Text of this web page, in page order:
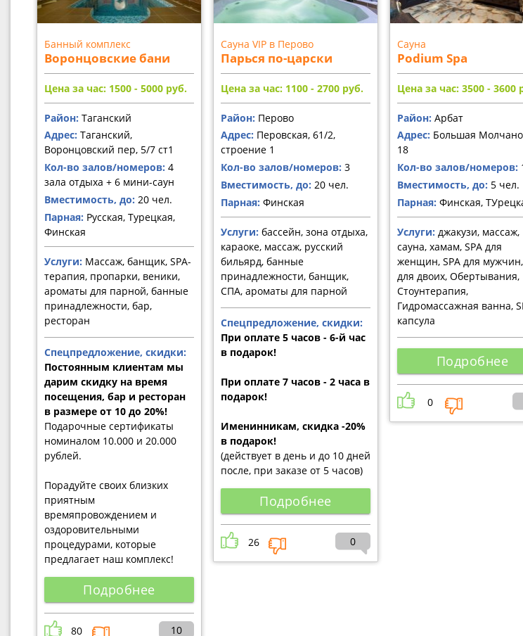
Банный комплекс
Воронцовские бани
Цена за час: 1500 - 5000 руб.
Район: Таганский
Адрес: Таганский,
Воронцовский пер, 5/7 ст1
Кол-во залов/номеров: 4
зала отдыха + 6 мини-саун
Вместимость, до: 20 чел.
Парная: Русская, Турецкая,
Финская
Услуги: Массаж, банщик, SPA-
терапия, пропарки, веники,
ароматы для парной, банные
принадлежности, бар,
ресторан
Спецпредложение, скидки:
Постоянным клиентам мы
дарим скидку на время
посещения, бар и ресторан
в размере от 10 до 20%!
Подарочные сертификаты
номиналом 10.000 и 20.000
рублей.
Порадуйте своих близких
приятным
времяпровождением и
оздоровительными
процедурами, которые
предлагает наш комплекс!
Подробнее
80 10
Сауна VIP в Перово
Парься по-царски
Цена за час: 1100 - 2700 руб.
Район: Перово
Адрес: Перовская, 61/2,
строение 1
Кол-во залов/номеров: 3
Вместимость, до: 20 чел.
Парная: Финская
Услуги: бассейн, зона отдыха,
караоке, массаж, русский
бильярд, банные
принадлежности, банщик,
СПА, ароматы для парной
Спецпредложение, скидки:
При оплате 5 часов - 6-й час
в подарок!
При оплате 7 часов - 2 часа в
подарок!
Именинникам, скидка -20%
в подарок!
(действует в день и до 10 дней
после, при заказе от 5 часов)
Подробнее
26 0
Сауна
Podium Spa
Цена за час: 3500 - 3600
Район:Арбат
Адрес: Большая
18
Кол-во залов/номеров:
Вместимость, до: 5 чел.
Парная: Финская,
Услуги: джакузи, массаж,
сауна, хамам, SPA для
женщин, SPA для мужчин,
для двоих, Обертывания,
Стоунтерапия,
Гидромассажная ванна,
капсула
Подробнее
0